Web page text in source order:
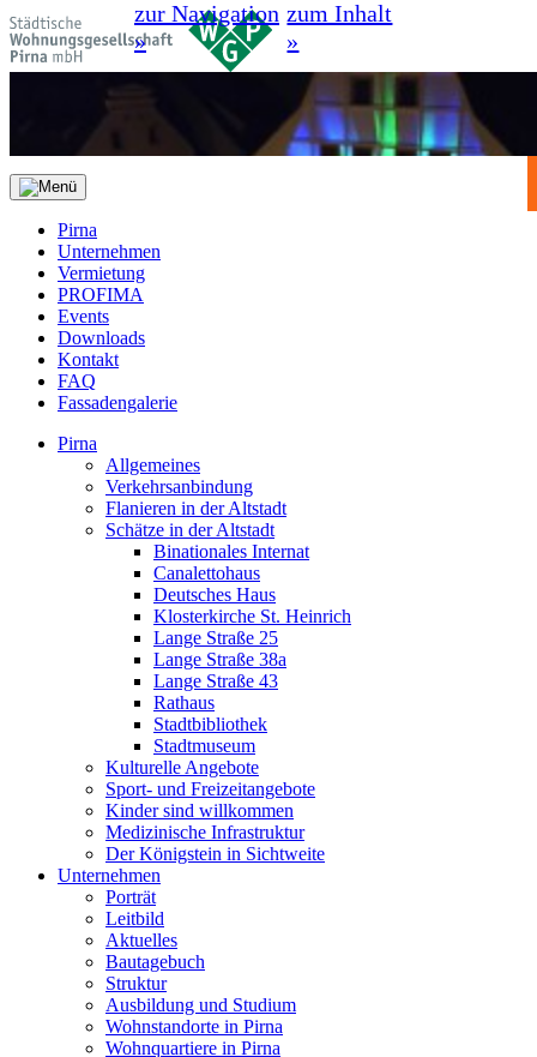
zur Navigation
»
zum Inhalt
»
Pirna
Unternehmen
Vermietung
PROFIMA
Events
Downloads
Kontakt
FAQ
Fassadengalerie
Pirna
Allgemeines
Verkehrsanbindung
Flanieren in der Altstadt
Schätze in der Altstadt
Binationales Internat
Canalettohaus
Deutsches Haus
Klosterkirche St. Heinrich
Lange Straße 25
Lange Straße 38a
Lange Straße 43
Rathaus
Stadtbibliothek
Stadtmuseum
Kulturelle Angebote
Sport- und Freizeitangebote
Kinder sind willkommen
Medizinische Infrastruktur
Der Königstein in Sichtweite
Unternehmen
Porträt
Leitbild
Aktuelles
Bautagebuch
Struktur
Ausbildung und Studium
Wohnstandorte in Pirna
Wohnquartiere in Pirna